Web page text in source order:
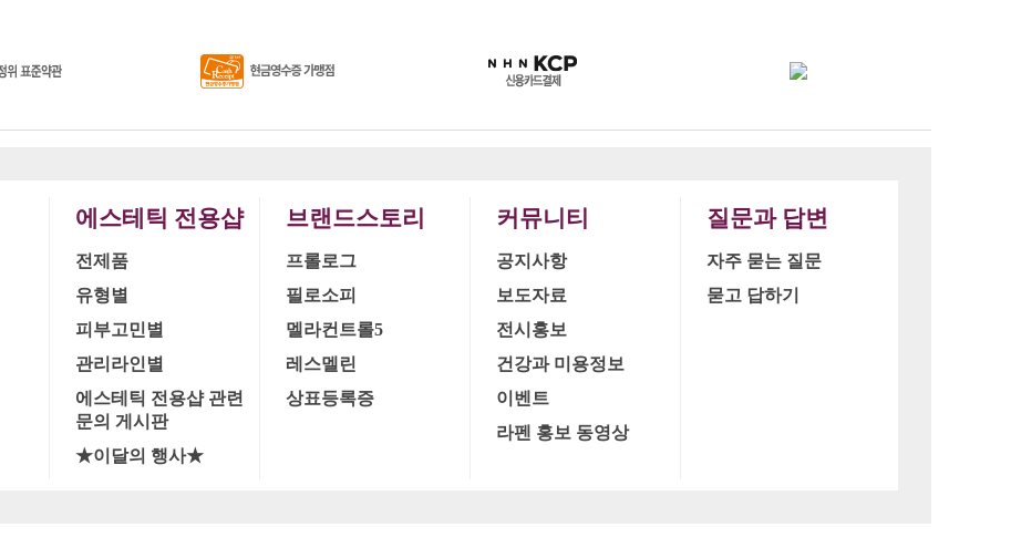
에스테틱 전용샵
전제품
유형별
피부고민별
관리라인별
에스테틱 전용샵 관련
문의 게시판
★이달의 행사★
브랜드스토리
프롤로그
필로소피
멜라컨트롤5
레스멜린
상표등록증
커뮤니티
공지사항
보도자료
전시홍보
건강과 미용정보
이벤트
라펜 홍보 동영상
질문과 답변
자주 묻는 질문
묻고 답하기